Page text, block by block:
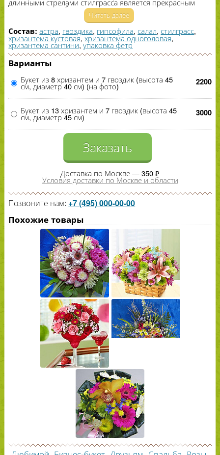
подарком на любое торжество.
Читать далее
Состав: астра, гвоздика, гипсофила, салал, стилграсс,
хризантема кустовая,хризантема одноголовая,
хризантема сантини,упаковка фетр
Варианты
Букет из 8 хризантем и 7 гвоздик (высота 45
см, диаметр 40 см) (на фото) 2200
Букет из 13 хризантем и 7 гвоздик (высота 45
см, диаметр 45 см) 3000
Заказать
Доставка по Москве — 350 ₽
Условия доставки по Москве и области
Позвоните нам: +7 (495) 000-00-00
Похожие товары